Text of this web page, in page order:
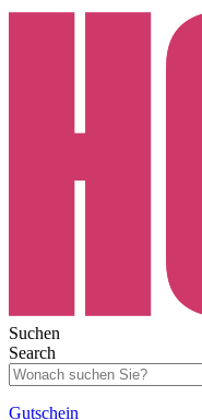
Suchen
Search
Gutschein